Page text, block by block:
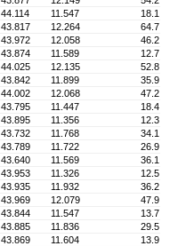
44.114 11.547
18.1
43.817 12.264
64.7
43.972 12.058
46.2
43.874 11.589
12.7
44.025 12.135
52.8
43.842 11.899
35.9
44.002 12.068
47.2
43.795 11.447
18.4
43.895 11.356
12.3
43.732 11.768
34.1
43.789 11.722
26.9
43.640 11.569
36.1
43.953 11.326
12.5
43.935 11.932
36.2
43.969 12.079
47.9
43.844 11.547
13.7
43.885 11.836
29.5
43.869 11.604
13.9